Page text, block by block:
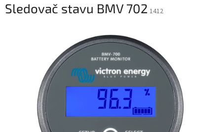
Sledovač stavu BMV 702 1412